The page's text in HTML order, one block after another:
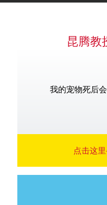
昆腾教
我的宠物死后
点击这